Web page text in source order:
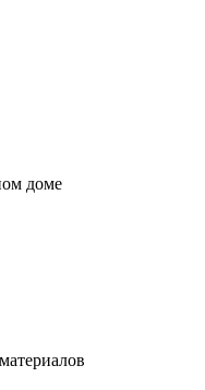
доме